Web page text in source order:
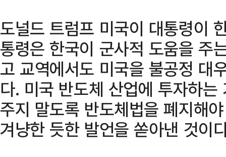
도널드 트럼프 미국이 대통령이
통령은 한국이 군사적 도움을 주
고 교역에서도 미국을 불공정 대
다. 미국 반도체 산업에 투자하
주지 말도록 반도체법을 폐지해
겨냥한 듯한 발언을 쏟아낸 것이